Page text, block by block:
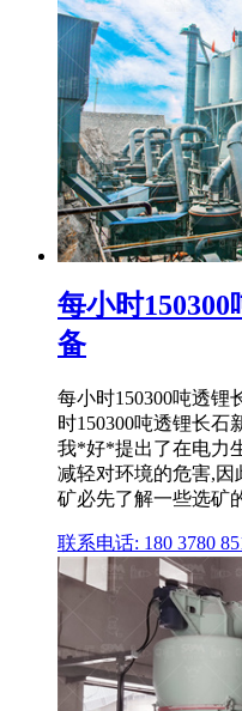
每小时
备
每小时150300吨透锂
时150300吨透锂长石
我*好*提出了在电力
减轻对环境的危害,
矿必先了解一些选矿
联系电话: 180 3780